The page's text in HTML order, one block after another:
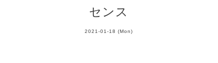
センス
2021-01-18 (Mon)